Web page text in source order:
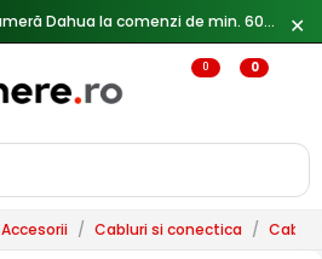
🎁 Câștigă săptămânal o cameră Dahua la comenzi de min. 600 lei — ✕
0 0
Accesorii / Cabluri si conectica / Cabluri